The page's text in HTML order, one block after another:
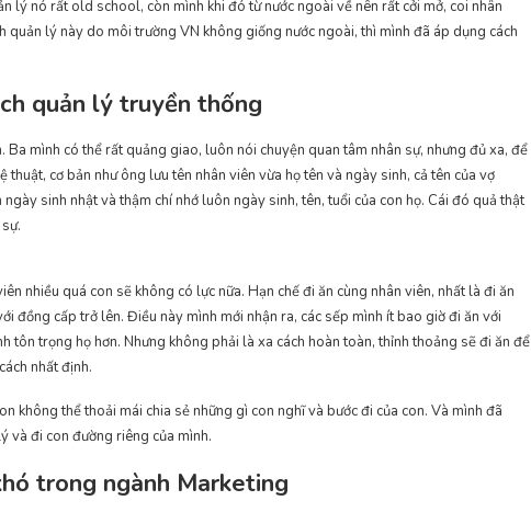
lý nó rất old school, còn mình khi đó từ nước ngoài về nên rất cởi mở, coi nhân
quản lý này do môi trường VN không giống nước ngoài, thì mình đã áp dụng cách
quản lý truyền thống
Ba mình có thể rất quảng giao, luôn nói chuyện quan tâm nhân sự, nhưng đủ xa, để
cơ bản như ông lưu tên nhân viên vừa họ tên và ngày sinh, cả tên của vợ
sinh nhật và thậm chí nhớ luôn ngày sinh, tên, tuổi của con họ. Cái đó quả thật
nhiều quá con sẽ không có lực nữa. Hạn chế đi ăn cùng nhân viên, nhất là đi ăn
đồng cấp trở lên. Điều này mình mới nhận ra, các sếp mình ít bao giờ đi ăn với
tôn trọng họ hơn. Nhưng không phải là xa cách hoàn toàn, thỉnh thoảng sẽ đi ăn để
nhất định.
không thể thoải mái chia sẻ những gì con nghĩ và bước đi của con. Và mình đã
và đi con đường riêng của mình.
trong ngành Marketing